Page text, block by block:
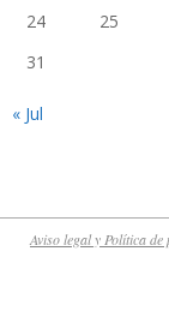
24
25
31
« Jul
Aviso legal y Política